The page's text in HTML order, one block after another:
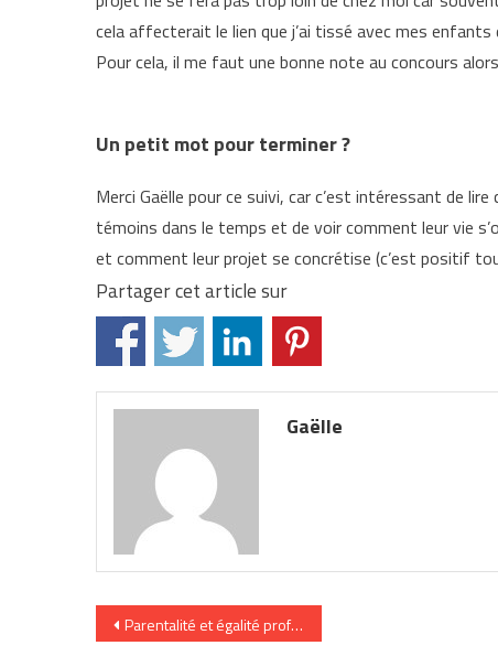
cela affecterait le lien que j’ai tissé avec mes
Pour cela, il me faut une bonne note au concours
Un petit mot pour terminer ?
Merci Gaëlle pour ce suivi, car c’est intéressant de
témoins dans le temps et de voir comment leur vie
et comment leur projet se concrétise (c’est positif
Partager cet article sur
Gaëlle
Navigation
Parentalité et égalité professionnelle : comment